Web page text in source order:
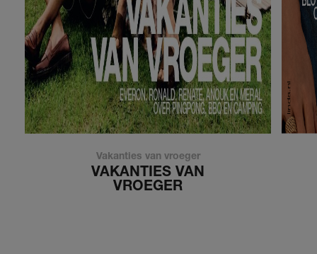
Vakanties van vroeger
VAKANTIES VAN
VROEGER